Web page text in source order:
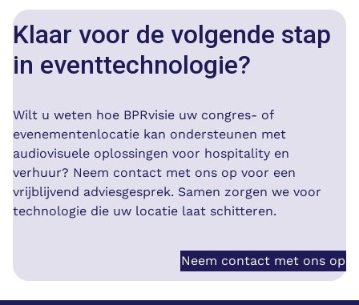
Klaar voor de volgende stap
in eventtechnologie?
Wilt u weten hoe BPRvisie uw congres- of
evenementenlocatie kan ondersteunen met
audiovisuele oplossingen voor hospitality en
verhuur? Neem contact met ons op voor een
vrijblijvend adviesgesprek. Samen zorgen we voor
technologie die uw locatie laat schitteren.
Neem contact met ons op